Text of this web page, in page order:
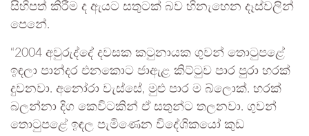
සිහිපත් කිරීම ද ඇයට සතුටක් බව හිනැහෙන දෑස්වලින්
පෙනේ.
“2004 අවුරුද්දේ දවසක කටුනායක ගුවන් තොටුපළේ
ඉඳලා පාන්දර එනකොට ජාඇළ කිට්ටුව පාර පුරා හරක්
දුවනවා. අනෝරා වැස්සේ, මුළු පාර ම බ්ලොක්. හරක්
බලන්නා දිග කෙවිටකින් ඒ සතුන්ට තලනවා. ගුවන්
තොටුපළේ ඉඳල පැමිණෙන විදේශිකයෝ කුඩ